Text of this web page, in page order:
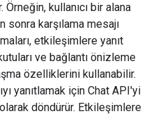
kullanıcı bir alana
sonra karşılama mesajı
etkileşimlere yanıt
ve bağlantı önizleme
özelliklerini kullanabilir.
yanıtlamak için Chat API'yi
döndürür. Etkileşimlere